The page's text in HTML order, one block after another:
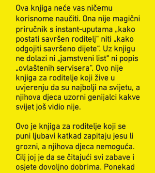
Ova knjiga neće vas ničemu
korisnome naučiti. Ona nije magični
priručnik s instant-uputama „kako
postati savršen roditelj“ niti „kako
odgojiti savršeno dijete“. Uz knjigu
ne dolazi ni „jamstveni list“ ni popis
„ovlaštenih servisera“. Ovo nije
knjiga za roditelje koji žive u
uvjerenju da su najbolji na svijetu, a
njihova djeca uzorni genijalci kakve
svijet još vidio nije.
Ovo je knjiga za roditelje koji se
puni ljubavi katkad zapitaju jesu li
grozni, a njihova djeca nemoguća.
Cilj joj je da se čitajući svi zabave i
osjete dovoljno dobrima. Ponekad